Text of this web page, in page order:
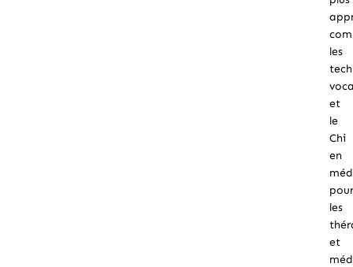
les
et
le
Chi
en
les
et